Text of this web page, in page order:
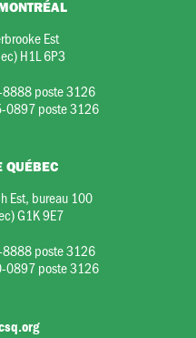
Est
H1L 6P3
poste 3126
0897 poste 3126
QUÉBEC
Est, bureau 100
G1K 9E7
poste 3126
0897 poste 3126